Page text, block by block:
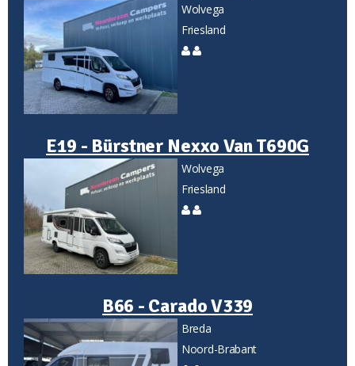
Wolvega
Friesland
E19 - Bürstner Nexxo Van T690G
Wolvega
Friesland
B66 - Carado V339
Breda
Noord-Brabant